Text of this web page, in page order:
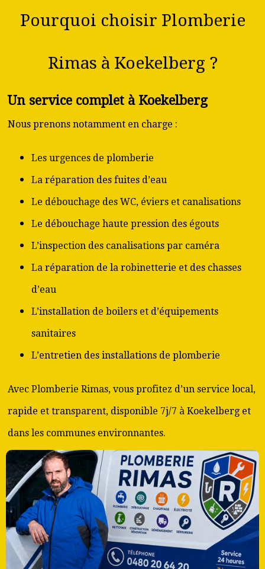
Pourquoi choisir Plomberie
Rimas à Koekelberg ?
Un service complet à Koekelberg
Nous prenons notamment en charge :
Les urgences de plomberie
La réparation des fuites d’eau
Le débouchage des WC, éviers et canalisations
Le débouchage haute pression des égouts
L’inspection des canalisations par caméra
La réparation de la robinetterie et des chasses
d’eau
L’installation de boilers et d’équipements
sanitaires
L’entretien des installations de plomberie
Avec Plomberie Rimas, vous profitez d’un service local,
rapide et transparent, disponible 7j/7 à Koekelberg et
dans les communes environnantes.